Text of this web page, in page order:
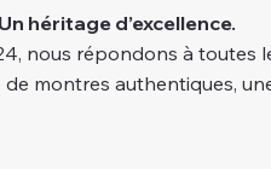
héritage d’excellence.
nous répondons à toutes
montres authentiques,